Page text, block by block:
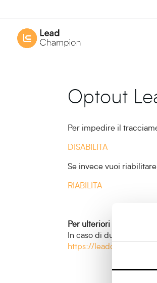
Optout
Per impedire il
DISABILITA
Se invece vuoi
RIABILITA
Per ulteriori informazioni
In caso di dubbi o
https://